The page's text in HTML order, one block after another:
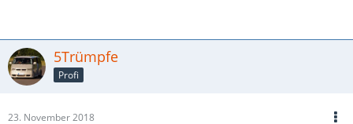
5Trümpfe
Profi
23. November 2018